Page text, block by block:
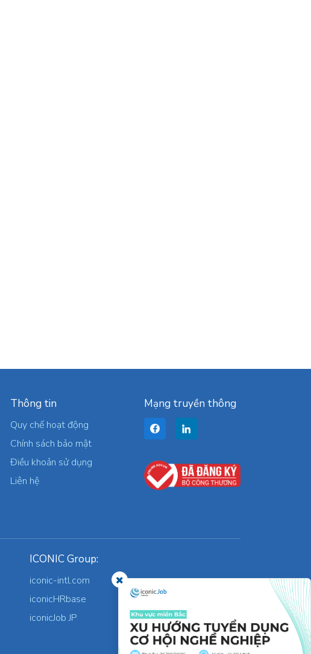
Thông tin
Quy chế hoạt động
Chính sách bảo mật
Điều khoản sử dụng
Liên hệ
Mạng truyền thông
ICONIC Group:
iconic-intl.com
iconicHRbase
iconicJob JP